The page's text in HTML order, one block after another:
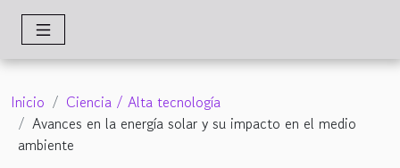
Inicio
Ciencia / Alta tecnología
Avances en la energía solar y su impacto en el medio
ambiente